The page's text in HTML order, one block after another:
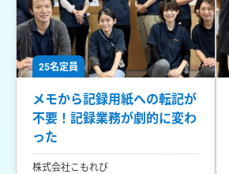
25名定員
メモから記録用紙への転記が
不要！記録業務が劇的に変わ
った
株式会社こもれび